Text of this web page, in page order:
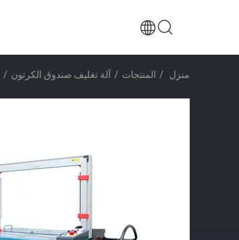
منزل / المنتجات / آلة تغليف صندوق الكرتون /